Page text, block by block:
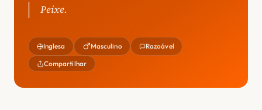
Peixe.
Inglesa Masculino Razoável
Compartilhar